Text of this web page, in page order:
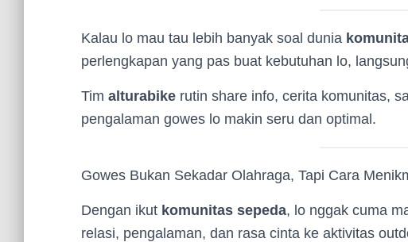
Kalau lo mau tau lebih banyak soal dunia
perlengkapan yang pas buat kebutuhan lo,
Tim alturabike rutin share info, cerita komunitas,
pengalaman gowes lo makin seru dan optimal.
Gowes Bukan Sekadar Olahraga, Tapi Cara
Dengan ikut komunitas sepeda, lo nggak cuma
relasi, pengalaman, dan rasa cinta ke aktivitas